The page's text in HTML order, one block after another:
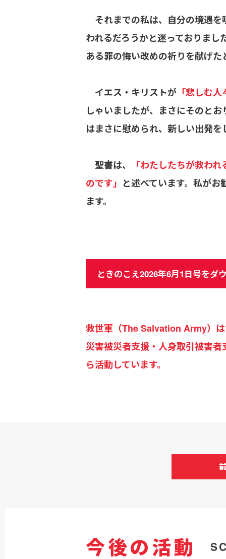
それまでの私は、自分の境遇を
われるだろうかと迷っておりま
ある罪の悔い改めの祈りを献げ
イエス・キリストが 「悲しむ
しゃいましたが、まさにそのと
はまさに慰められ、新しい出発
聖書は、
「わたしたちが救わ
のです」 と述べています。私が
ます。
ときのこえ2026年6月1日号をダ
救世軍（The Salvation Army）
災害被災者支援・人身取引被害
ら活動しています。
今後の活動